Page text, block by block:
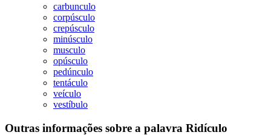
carbunculo
corpúsculo
crepúsculo
minúsculo
musculo
opúsculo
pedúnculo
tentáculo
veículo
vestíbulo
Outras informações sobre a palavra Ridículo